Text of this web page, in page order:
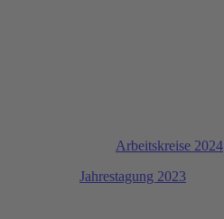
Arbeitskreise 2024
Jahrestagung 2023